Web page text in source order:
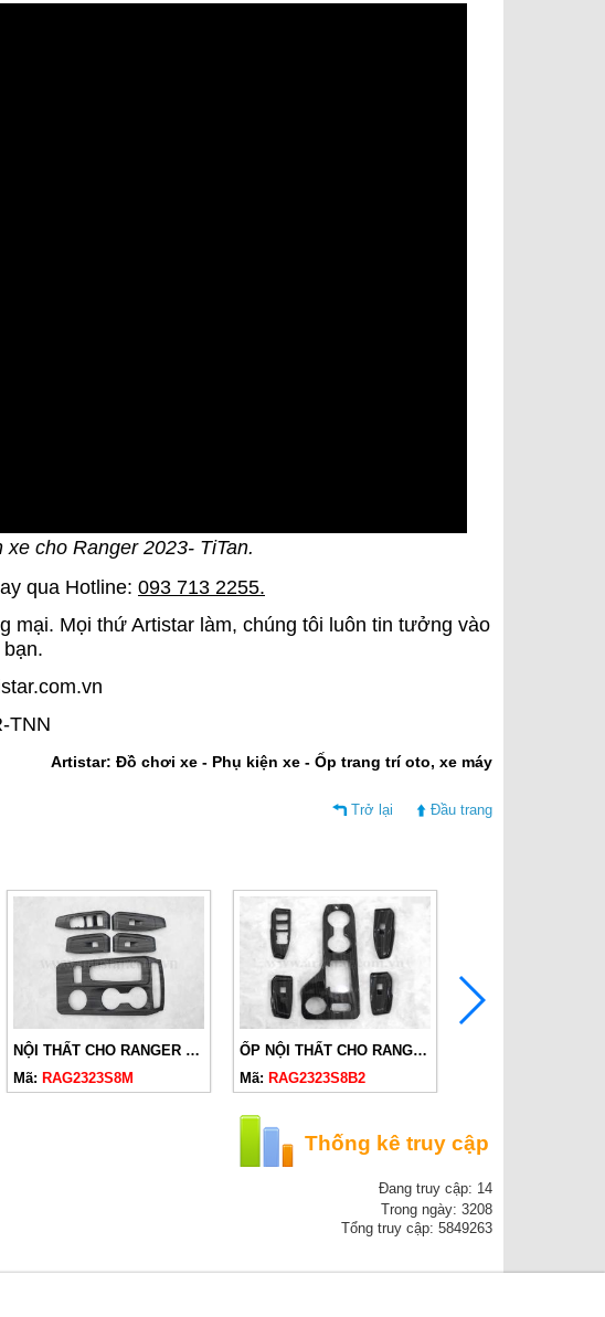
cho Ranger 2023- TiTan.
qua Hotline: 093 713 2255.
mại. Mọi thứ Artistar làm, chúng tôi luôn tin tưởng vào
TNN
Artistar: Đồ chơi xe - Phụ kiện xe - Ốp trang trí oto, xe máy
Trở lại Đầu trang
NỘI THẤT CHO RANGER WILDTRACK 2023 VÀ EVEREST 1 CẦU 2023 VÂN ĐÁ NHÁM
Mã: RAG2323S8M
ỐP NỘI THẤT CHO RANGER XL, XLS, XLT 2023 VÂN ĐÁ BÓNG
Mã: RAG2323S8B2
Thống kê truy cập
Đang truy cập: 14
Trong ngày: 3208
Tổng truy cập: 5849263